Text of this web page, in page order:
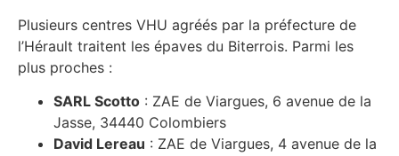
Plusieurs centres VHU agréés par la préfecture de
l’Hérault traitent les épaves du Biterrois. Parmi les
plus proches :
SARL Scotto : ZAE de Viargues, 6 avenue de la
Jasse, 34440 Colombiers
David Lereau : ZAE de Viargues, 4 avenue de la